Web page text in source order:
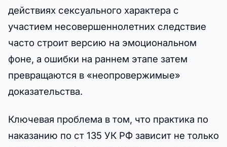
действиях сексуального характера с
участием несовершеннолетних следствие
часто строит версию на эмоциональном
фоне, а ошибки на раннем этапе затем
превращаются в «неопровержимые»
доказательства.
Ключевая проблема в том, что практика по
наказанию по ст 135 УК РФ зависит не только